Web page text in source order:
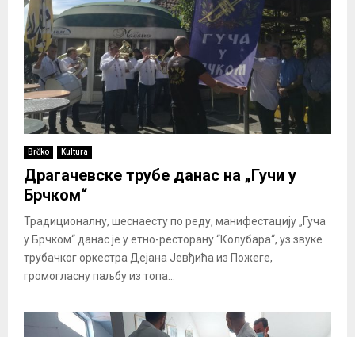
Brčko Kultura
Драгачевске трубе данас на „Гучи у
Брчком“
Традиционалну, шеснаесту по реду, манифестацију „Гуча
у Брчком“ данас је у етно-ресторану “Колубара“, уз звуке
трубачког оркестра Дејана Јевђића из Пожеге,
громогласну паљбу из топа...